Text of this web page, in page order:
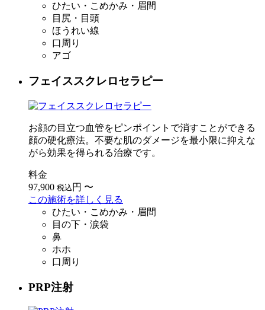
ひたい・こめかみ・眉間
目尻・目頭
ほうれい線
口周り
アゴ
フェイススクレロセラピー
お顔の目立つ血管をピンポイントで消すことができる
顔の硬化療法。不要な肌のダメージを最小限に抑えな
がら効果を得られる治療です。
料金
97,900 税込 円 〜
この施術を詳しく見る
ひたい・こめかみ・眉間
目の下・涙袋
鼻
ホホ
口周り
PRP注射